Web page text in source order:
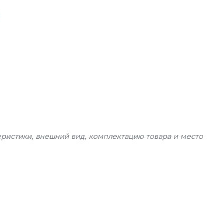
внешний вид, комплектацию товара и место